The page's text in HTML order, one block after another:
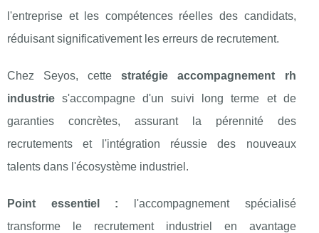
l'entreprise et les compétences réelles des candidats,
réduisant significativement les erreurs de recrutement.
Chez Seyos, cettestratégie accompagnement rh
industrie s'accompagne d'un suivi long terme et de
garanties concrètes, assurant la pérennité des
recrutements et l'intégration réussie des nouveaux
talents dans l'écosystème industriel.
Point essentiel : l'accompagnement spécialisé
transforme le recrutement industriel en avantage